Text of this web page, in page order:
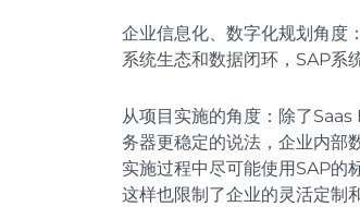
企业信息化、数字化规划角度
系统生态和数据闭环，SAP系
从项目实施的角度：除了
务器更稳定的说法，企业内部
实施过程中尽可能使用SAP的
这样也限制了企业的灵活定制